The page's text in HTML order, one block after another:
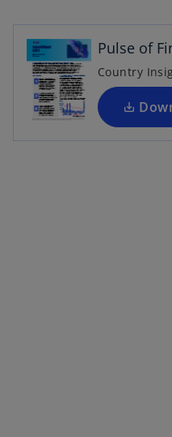
Pulse of
Country
n
R
e
g
is